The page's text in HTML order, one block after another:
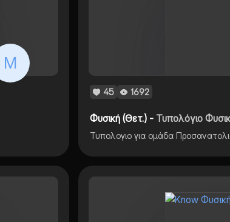
M
45 1692
Φυσική (Θετ.) - Τυπολόγιο
Τυπολογιο για ομάδα